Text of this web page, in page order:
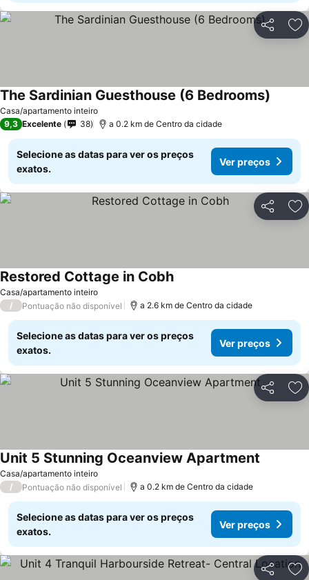
Partilhar
Casa/apartamento inteiro
The Sardinian Guesthouse (6 Bedrooms)
9,3 Excelente 38 a 0.2 km de Centro da cidade
Selecione as datas para ver os preços
exatos.
Ver preços
Partilhar
Casa/apartamento inteiro
Restored Cottage in Cobh
/ Pontuação não disponível a 2.6 km de Centro da cidade
Selecione as datas para ver os preços
exatos.
Ver preços
Partilhar
Casa/apartamento inteiro
Unit 5 Stunning Oceanview Apartment
/ Pontuação não disponível a 0.2 km de Centro da cidade
Selecione as datas para ver os preços
exatos.
Ver preços
Partilhar